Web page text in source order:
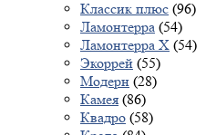
Классик плюс (96)
Ламонтерра (54)
Ламонтерра X (54)
Экоррей (55)
Модерн (28)
Камея (86)
Квадро (58)